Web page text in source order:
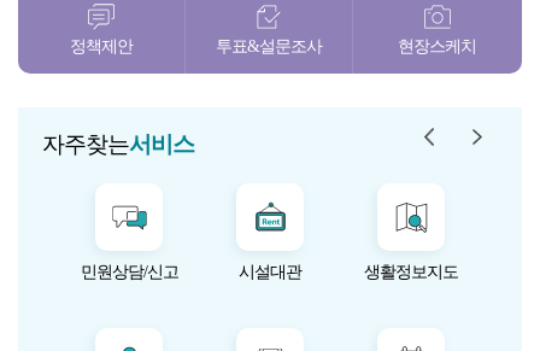
정책제안 투표&설문조사 현장스케치
자주찾는서비스
민원상담/신고 시설대관 생활정보지도
자주찾는